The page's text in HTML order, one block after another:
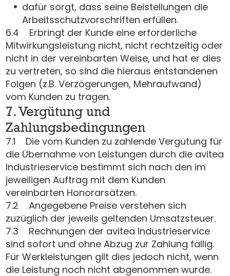
dafür sorgt, dass seine Beistellungen die
Arbeitsschutzvorschriften erfüllen.
6.4 Erbringt der Kunde eine erforderliche
Mitwirkungsleistung nicht, nicht rechtzeitig oder
nicht in der vereinbarten Weise, und hat er dies
zu vertreten, so sind die hieraus entstandenen
Folgen (z.B. Verzögerungen, Mehraufwand)
vom Kunden zu tragen.
7. Vergütung und
Zahlungsbedingungen
7.1 Die vom Kunden zu zahlende Vergütung für
die Übernahme von Leistungen durch die avitea
Industrieservice bestimmt sich nach den im
jeweiligen Auftrag mit dem Kunden
vereinbarten Honorarsätzen.
7.2 Angegebene Preise verstehen sich
zuzüglich der jeweils geltenden Umsatzsteuer.
7.3 Rechnungen der avitea Industrieservice
sind sofort und ohne Abzug zur Zahlung fällig.
Für Werkleistungen gilt dies jedoch nicht, wenn
die Leistung noch nicht abgenommen wurde.